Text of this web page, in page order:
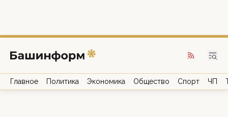
Главное Политика Экономика Общество Спорт ЧП